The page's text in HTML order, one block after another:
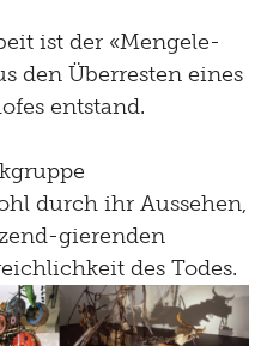
ist der «Mengele-
den Überresten eines
entstand.
durch ihr Aussehen,
gierenden
des Todes.